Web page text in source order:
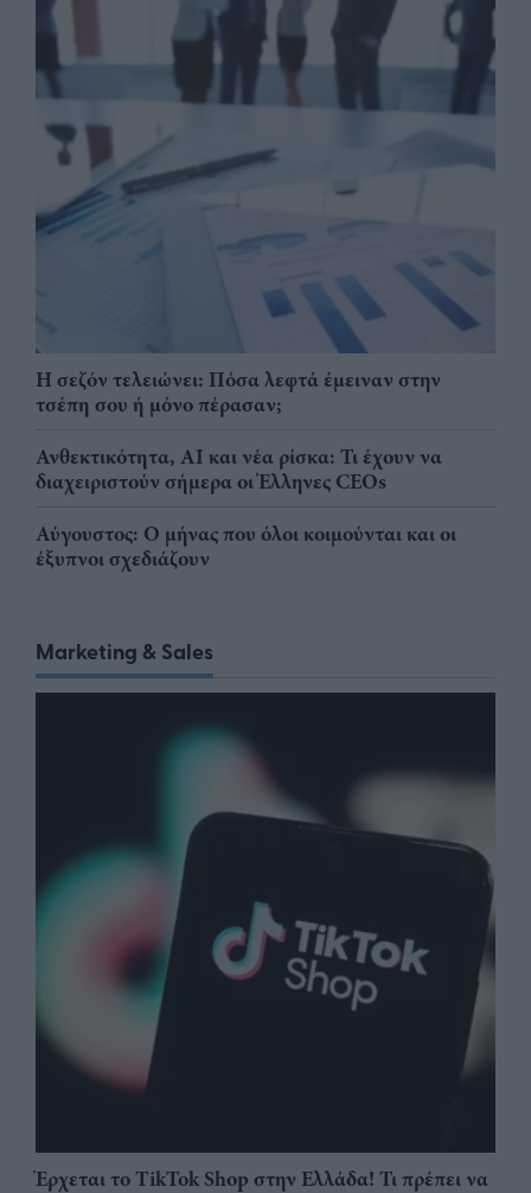
Η σεζόν τελειώνει: Πόσα λεφτά έμειναν στην
τσέπη σου ή μόνο πέρασαν;
Ανθεκτικότητα, AI και νέα ρίσκα: Τι έχουν να
διαχειριστούν σήμερα οι Έλληνες CEOs
Αύγουστος: Ο μήνας που όλοι κοιμούνται και οι
έξυπνοι σχεδιάζουν
Marketing & Sales
Έρχεται το TikTok Shop στην Ελλάδα! Τι πρέπει να